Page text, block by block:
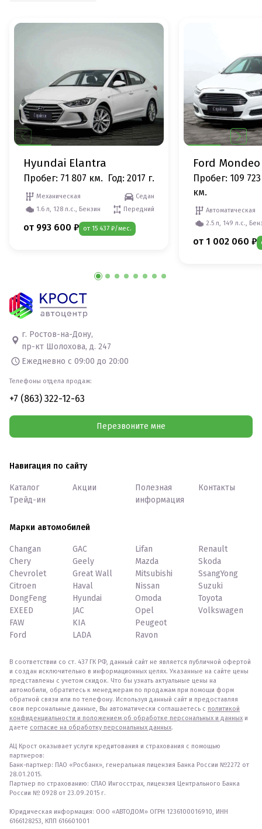
Hyundai Elantra
Пробег: 71 807 км. Год: 2017 г.
Механическая
Седан
1.6 л, 128 л.с., Бензин
Передний
от 993 600 ₽ от 15 437 ₽/мес.
Ford Mondeo
Пробег: 109 723
км.
Автоматическая
2.5 л, 149 л.с.,
от 1 002 060 ₽
г. Ростов-на-Дону,
пр-кт Шолохова, д. 247
Ежедневно с 09:00 до 20:00
Телефоны отдела продаж:
+7 (863) 322-12-63
Перезвоните мне
Навигация по сайту
Каталог
Трейд-ин
Акции
Полезная
информация
Контакты
Марки автомобилей
Changan
Chery
Chevrolet
Citroen
DongFeng
EXEED
FAW
Ford
GAC
Geely
Great Wall
Haval
Hyundai
JAC
KIA
LADA
Lifan
Mazda
Mitsubishi
Nissan
Omoda
Opel
Peugeot
Ravon
Renault
Skoda
SsangYong
Suzuki
Toyota
Volkswagen
В соответствии со ст. 437 ГК РФ, данный сайт не является публичной офертой
и создан исключительно в информационных целях. Указанные на сайте цены
представлены с учетом скидок. Что бы узнать актуальные цены на
автомобили, обратитесь к менеджерам по продажам при помощи форм
обратной связи или по телефону. Используя данный сайт и предоставляя
свои персональные данные, Вы автоматически соглашаетесь с политикой
конфиденциальности и положением об обработке персональных и данных и
даете согласие на обработку персональных данных.
АЦ Крост оказывает услуги кредитования и страхования с помощью
партнеров:
Банк-партнер: ПАО «Росбанк», генеральная лицензия Банка России №2272 от
28.01.2015.
Партнер по страхованию: СПАО Ингосстрах, лицензия Центрального Банка
России № 0928 от 23.09.2015 г.
Юридическая информация: ООО «АВТОДОМ» ОГРН 1236100016910, ИНН
6166128253, КПП 616601001